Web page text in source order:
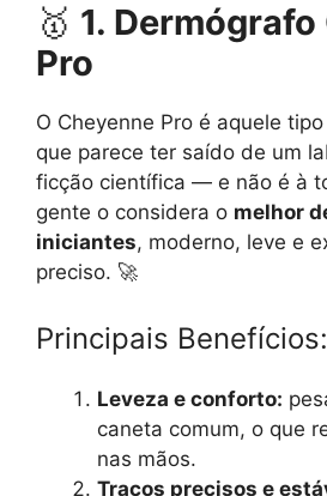
🥇 1.
Pro
O Cheyenne Pro é aquele
que parece ter saído de um
ficção científica — e não é à
gente o considera o melhor
iniciantes, moderno, leve e
preciso. 🚀
Principais Benefícios:
Leveza e conforto:
caneta comum, o que
nas mãos.
Traços precisos e